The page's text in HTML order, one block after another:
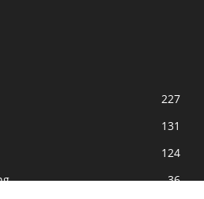
227
131
124
36